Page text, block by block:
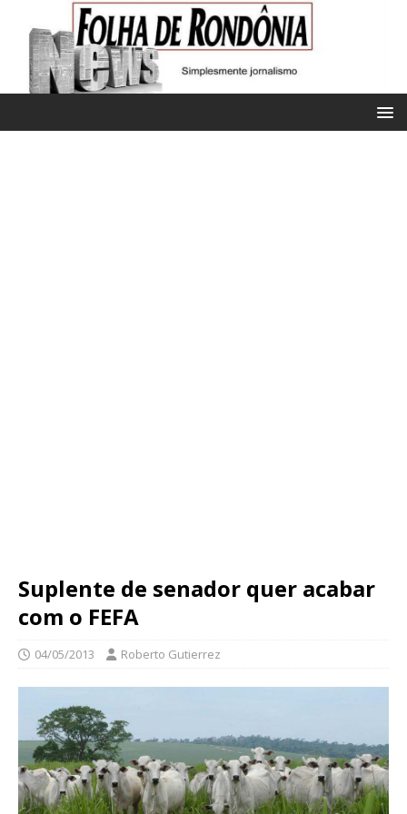
Suplente de senador quer acabar
com o FEFA
04/05/2013 Roberto Gutierrez